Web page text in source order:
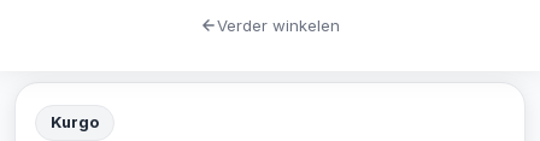
Kurgo
Verder winkelen